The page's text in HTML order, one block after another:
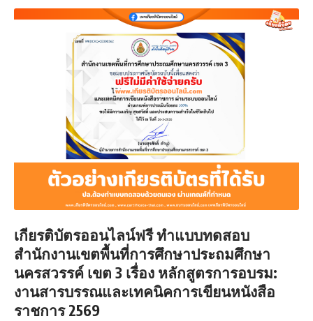
เกียรติบัตรออนไลน์ฟรีทำแบบทดสอบ
สำนักงานเขตพื้นที่การศึกษาประถมศึกษา
นครสวรรค์ เขต 3 เรื่อง หลักสูตรการอบรม:
งานสารบรรณและเทคนิคการเขียนหนังสือ
ราชการ 2569